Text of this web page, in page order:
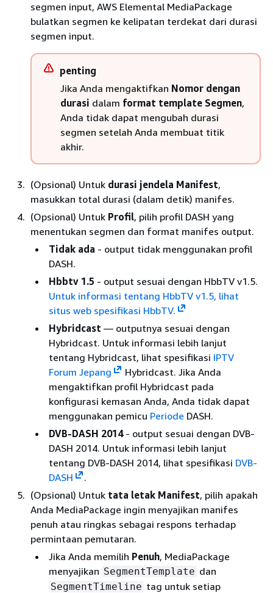
segmen input, AWS Elemental MediaPackage
bulatkan segmen ke kelipatan terdekat dari durasi
segmen input.
penting
Jika Anda mengaktifkan Nomor dengan
durasi dalam format template Segmen,
Anda tidak dapat mengubah durasi
segmen setelah Anda membuat titik
akhir.
(Opsional) Untuk durasi jendela Manifest,
masukkan total durasi (dalam detik) manifes.
(Opsional) Untuk Profil, pilih profil DASH yang
menentukan segmen dan format manifes output.
Tidak ada - output tidak menggunakan profil
DASH.
Hbbtv 1.5 - output sesuai dengan HbbTV v1.5.
Untuk informasi tentang HbbTV v1.5, lihat
situs web spesifikasi HbbTV.
Hybridcast — outputnya sesuai dengan
Hybridcast. Untuk informasi lebih lanjut
tentang Hybridcast, lihat spesifikasi IPTV
Forum Jepang
Hybridcast. Jika Anda
mengaktifkan profil Hybridcast pada
konfigurasi kemasan Anda, Anda tidak dapat
menggunakan pemicu Periode DASH.
DVB-DASH 2014- output sesuai dengan DVB-
DASH 2014. Untuk informasi lebih lanjut
tentang DVB-DASH 2014, lihat spesifikasi DVB-
DASH
.
(Opsional) Untuk tata letak Manifest, pilih apakah
Anda MediaPackage ingin menyajikan manifes
penuh atau ringkas sebagai respons terhadap
permintaan pemutaran.
Jika Anda memilih Penuh, MediaPackage
menyajikan SegmentTemplate dan
SegmentTimeline tag untuk setiap